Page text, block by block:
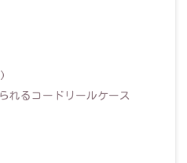
れるコードリールケース